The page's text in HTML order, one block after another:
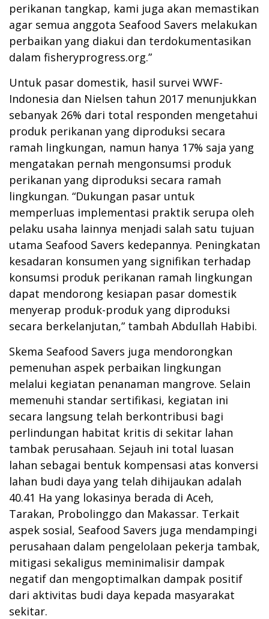
perikanan tangkap, kami juga akan memastikan
agar semua anggota Seafood Savers melakukan
perbaikan yang diakui dan terdokumentasikan
dalam fisheryprogress.org.”
Untuk pasar domestik, hasil survei WWF-
Indonesia dan Nielsen tahun 2017 menunjukkan
sebanyak 26% dari total responden mengetahui
produk perikanan yang diproduksi secara
ramah lingkungan, namun hanya 17% saja yang
mengatakan pernah mengonsumsi produk
perikanan yang diproduksi secara ramah
lingkungan. “Dukungan pasar untuk
memperluas implementasi praktik serupa oleh
pelaku usaha lainnya menjadi salah satu tujuan
utama Seafood Savers kedepannya. Peningkatan
kesadaran konsumen yang signifikan terhadap
konsumsi produk perikanan ramah lingkungan
dapat mendorong kesiapan pasar domestik
menyerap produk-produk yang diproduksi
secara berkelanjutan,” tambah Abdullah Habibi.
Skema Seafood Savers juga mendorongkan
pemenuhan aspek perbaikan lingkungan
melalui kegiatan penanaman mangrove. Selain
memenuhi standar sertifikasi, kegiatan ini
secara langsung telah berkontribusi bagi
perlindungan habitat kritis di sekitar lahan
tambak perusahaan. Sejauh ini total luasan
lahan sebagai bentuk kompensasi atas konversi
lahan budi daya yang telah dihijaukan adalah
40.41 Ha yang lokasinya berada di Aceh,
Tarakan, Probolinggo dan Makassar. Terkait
aspek sosial, Seafood Savers juga mendampingi
perusahaan dalam pengelolaan pekerja tambak,
mitigasi sekaligus meminimalisir dampak
negatif dan mengoptimalkan dampak positif
dari aktivitas budi daya kepada masyarakat
sekitar.